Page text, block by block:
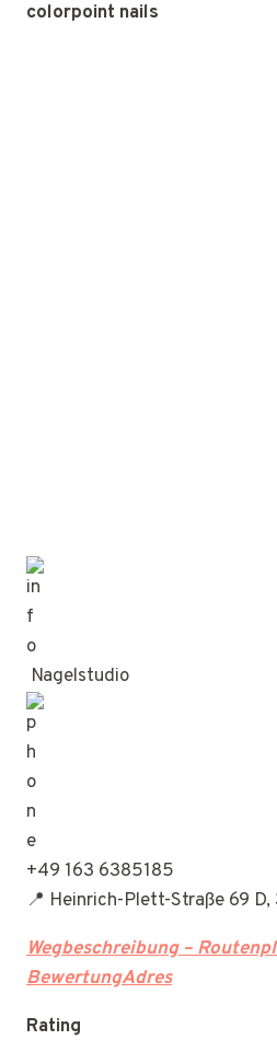
colorpoint nails
Nagelstudio
+49 163 6385185
📍 Heinrich-Plett-Straße 69 D,
Wegbeschreibung –
BewertungAdres
Rating